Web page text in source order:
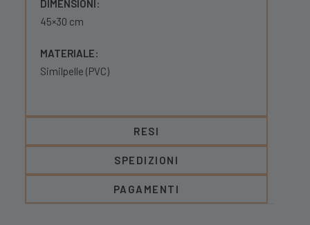
DIMENSIONI :
45×30 cm
MATERIALE:
Similpelle (PVC)
RESI
SPEDIZIONI
PAGAMENTI